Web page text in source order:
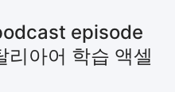
episode
아어 학습 액셀